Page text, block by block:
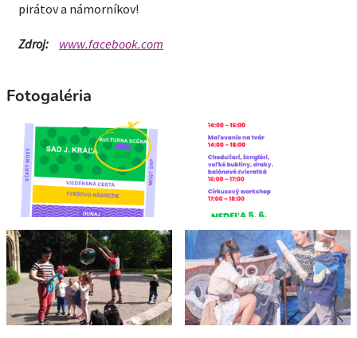
pirátov a námorníkov!
Zdroj: www.facebook.com
Fotogaléria